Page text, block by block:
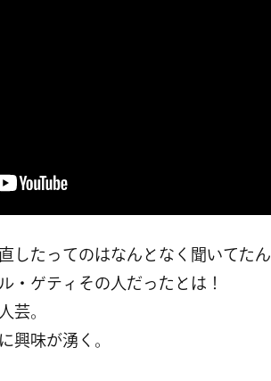
したってのはなんとなく聞いてた
・ゲティその人だったとは！
。
味が湧く。